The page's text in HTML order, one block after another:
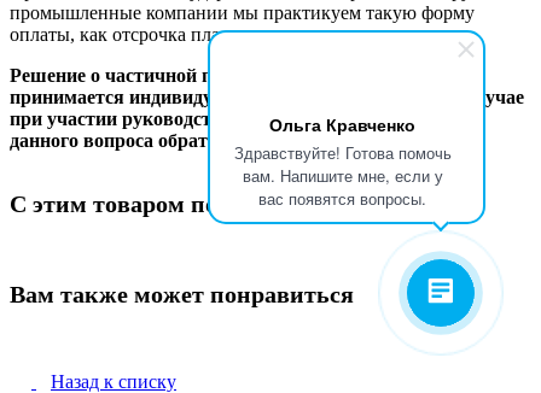
Ольга Кравченко
Здравствуйте! Готова помочь
вам. Напишите мне, если у
вас появятся вопросы.
промышленные компании мы практикуем такую форму
оплаты, как отсрочка платежа.
Решение о частичной предоплате и отсрочке платежа
принимается индивидуально в каждом конкретном случае
при участии руководства компании. Для обсуждения
данного вопроса обратитесь к вашему менеджеру.
С этим товаром покупают
Вам также может понравиться
Назад к списку